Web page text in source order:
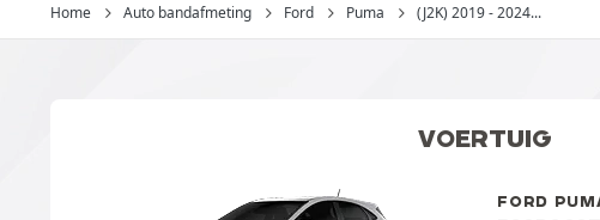
Home Auto bandafmeting Ford Puma (J2K) 2019 - 2024...
VOERTUIG
FORD